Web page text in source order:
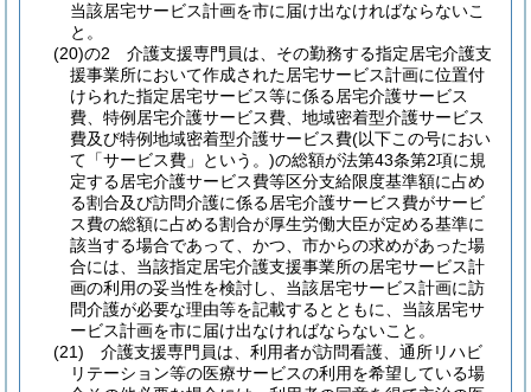
当該居宅サービス計画を市に届け出なければならないこ
と。
(20)の2
介護支援専門員は、その勤務する指定居宅介護支
援事業所において作成された居宅サービス計画に位置付
けられた指定居宅サービス等に係る居宅介護サービス
費、特例居宅介護サービス費、地域密着型介護サービス
費及び特例地域密着型介護サービス費(以下この号におい
て「サービス費」という。)の総額が法第43条第2項に規
定する居宅介護サービス費等区分支給限度基準額に占め
る割合及び訪問介護に係る居宅介護サービス費がサービ
ス費の総額に占める割合が厚生労働大臣が定める基準に
該当する場合であって、かつ、市からの求めがあった場
合には、当該指定居宅介護支援事業所の居宅サービス計
画の利用の妥当性を検討し、当該居宅サービス計画に訪
問介護が必要な理由等を記載するとともに、当該居宅サ
ービス計画を市に届け出なければならないこと。
(21)
介護支援専門員は、利用者が訪問看護、通所リハビ
リテーション等の医療サービスの利用を希望している場